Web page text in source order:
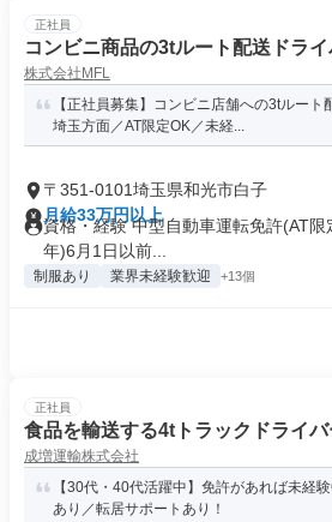
正社員
コンビニ商品の3tルート配送ドラ
株式会社MFL
【正社員募集】コンビニ店舗への3tルート
埼玉方面／AT限定OK／未経...
〒351-0101埼玉県和光市白子
月給33万円以上
資格・経験 中型自動車運転免許(AT
年)6月1日以前...
制服あり 業界未経験歓迎 +13個
正社員
食品を輸送する4tトラックドライバ
成増運輸株式会社
【30代・40代活躍中】免許があれば未経
あり／転居サポートあり！